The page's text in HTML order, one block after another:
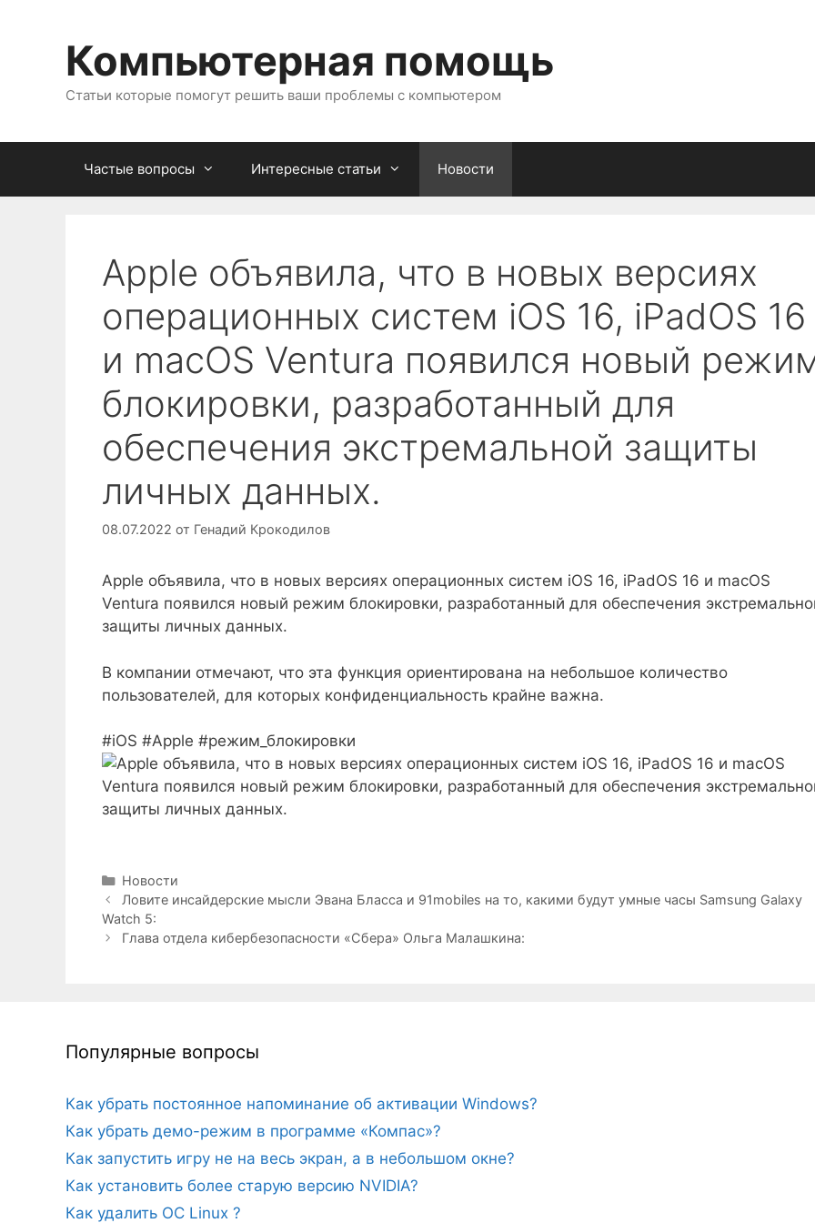
содержимомуКомпьютерная помощь
Статьи которые помогут решить ваши проблемы с компьютером
Частые вопросы Интересные статьи Новости
Apple объявила, что в новых версиях
операционных систем iOS 16, iPadOS 16
и macOS Ventura появился новый
блокировки, разработанный для
обеспечения экстремальной защиты
личных данных.
08.07.2022 от Генадий Крокодилов
Apple объявила, что в новых версиях операционных систем iOS 16, iPadOS 16 и macOS
Ventura появился новый режим блокировки, разработанный для обеспечения
защиты личных данных.
В компании отмечают, что эта функция ориентирована на небольшое количество
пользователей, для которых конфиденциальность крайне важна.
#iOS #Apple #режим_блокировки
Рубрики
Новости
Ловите инсайдерские мысли Эвана Бласса и 91mobiles на то, какими будут умные часы Samsung Galaxy
Watch 5:
Глава отдела кибербезопасности «Сбера» Ольга Малашкина:
Популярные вопросы
Как убрать постоянное напоминание об активации Windows?
Как убрать демо-режим в программе «Компас»?
Как запустить игру не на весь экран, а в небольшом окне?
Как установить более старую версию NVIDIA?
Как удалить ОС Linux ?